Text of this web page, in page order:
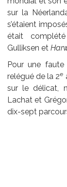
sur la
s’étaient
était
Gulliksen et
Pour une
relégué de la 2e
sur le délicat,
Lachat et
dix-sept